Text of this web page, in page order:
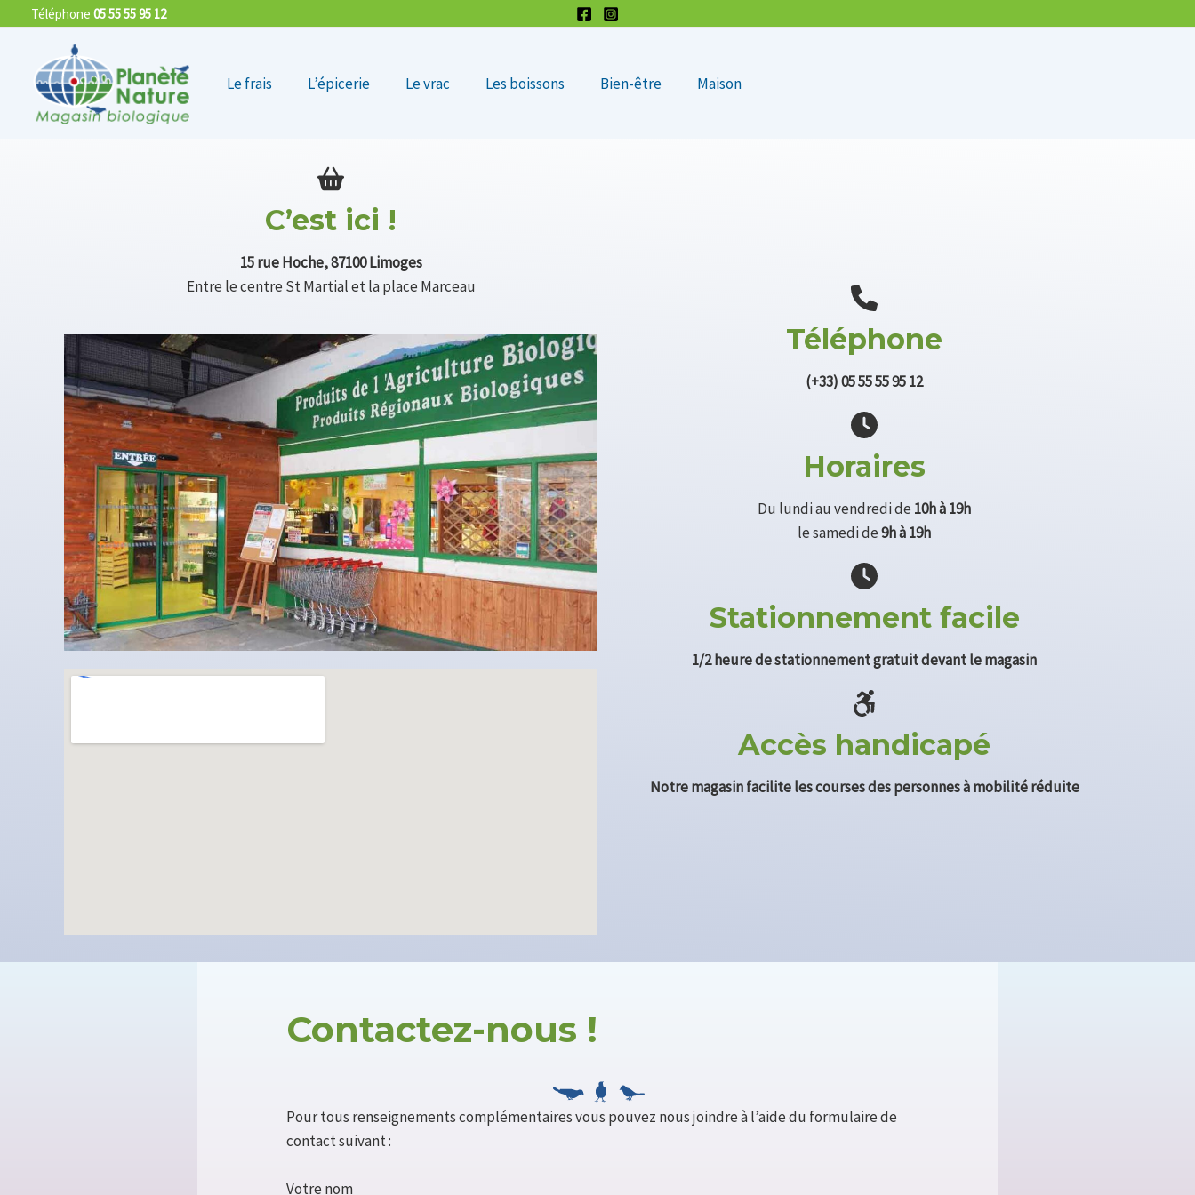
contenu
Téléphone 05 55 55 95 12
Le frais L’épicerie Le vrac Les boissons Bien-être Maison
C’est ici !
15 rue Hoche, 87100 Limoges
Entre le centre St Martial et la place Marceau
Téléphone
(+33) 05 55 55 95 12
Horaires
Du lundi au vendredi de 10h à 19h
le samedi de9h à 19h
Stationnement facile
1/2 heure de stationnement gratuit devant le magasin
Accès handicapé
Notre magasin facilite les courses des personnes à mobilité réduite
Contactez-nous !
Pour tous renseignements complémentaires vous pouvez nous joindre à l’aide du formulaire de
contact suivant :
Votre nom